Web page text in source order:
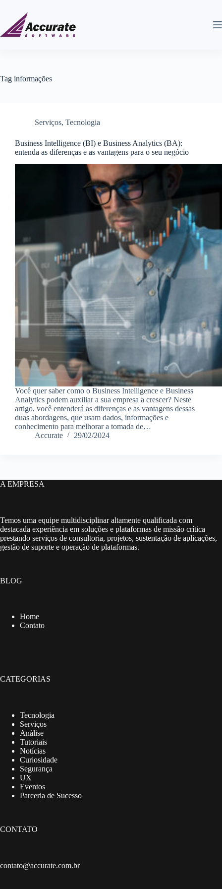
Tag informações
Serviços, Tecnologia
Business Intelligence (BI) e Business Analytics (BA):
entenda as diferenças e as vantagens para o seu negócio
Você quer saber como o Business Intelligence e Business
Analytics podem auxiliar a sua empresa a crescer? Neste
artigo, você entenderá as diferenças e as vantagens dessas
duas abordagens, que usam dados, informações e
conhecimento para melhorar a tomada de…
Accurate
29/02/2024
A EMPRESA
Temos uma equipe multidisciplinar altamente qualificada com
destacada experiência em soluções e plataformas de missão crítica
prestando serviços de consultoria, projetos, sustentação de aplicações,
gestão de suporte e operação de plataformas.
BLOG
Home
Contato
CATEGORIAS
Tecnologia
Serviços
Análise
Tutoriais
Notícias
Curiosidade
Segurança
UX
Eventos
Parceria de Sucesso
CONTATO
contato@accurate.com.br